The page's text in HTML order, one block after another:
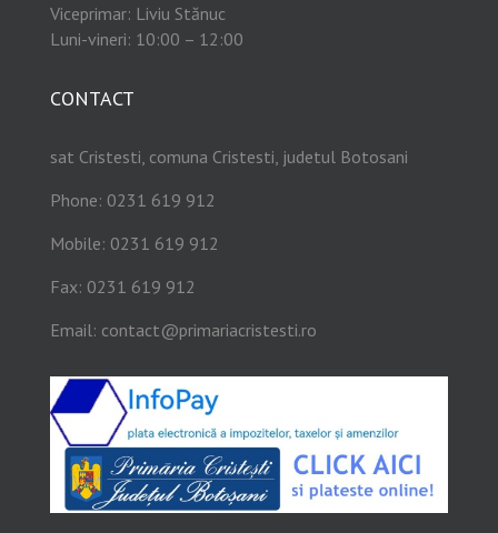
Viceprimar: Liviu Stănuc
Luni-vineri: 10:00 – 12:00
CONTACT
sat Cristesti, comuna Cristesti, judetul Botosani
Phone: 0231 619 912
Mobile: 0231 619 912
Fax: 0231 619 912
Email: contact@primariacristesti.ro